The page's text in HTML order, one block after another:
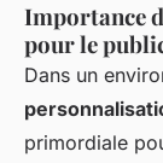
Importance
pour le
Dans un
primordiale